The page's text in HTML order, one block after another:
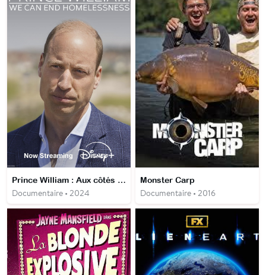
Prince William : Aux côtés des sans-abris
Documentaire • 2024
Monster Carp
Documentaire • 2016